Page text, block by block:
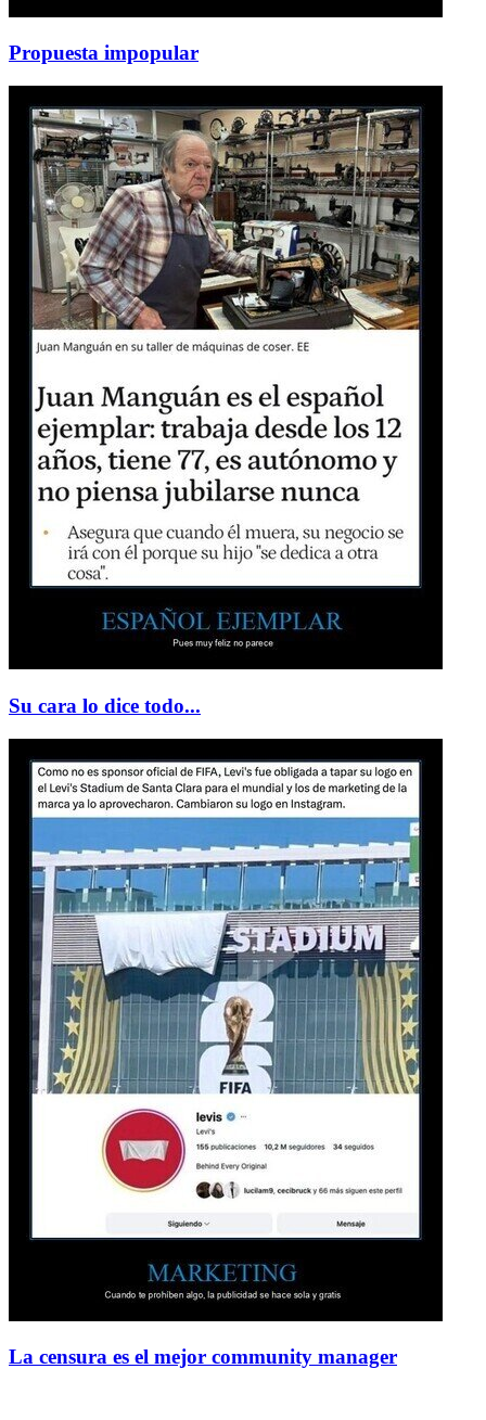
Propuesta impopular
Su cara lo dice todo...
La censura es el mejor community manager